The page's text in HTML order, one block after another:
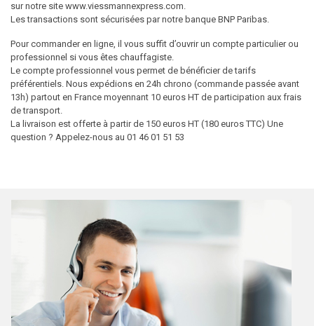
sur notre site www.viessmannexpress.com.
Les transactions sont sécurisées par notre banque BNP Paribas.
Pour commander en ligne, il vous suffit d’ouvrir un compte particulier ou
professionnel si vous êtes chauffagiste.
Le compte professionnel vous permet de bénéficier de tarifs
préférentiels. Nous expédions en 24h chrono (commande passée avant
13h) partout en France moyennant 10 euros HT de participation aux frais
de transport.
La livraison est offerte à partir de 150 euros HT (180 euros TTC) Une
question ? Appelez-nous au 01 46 01 51 53